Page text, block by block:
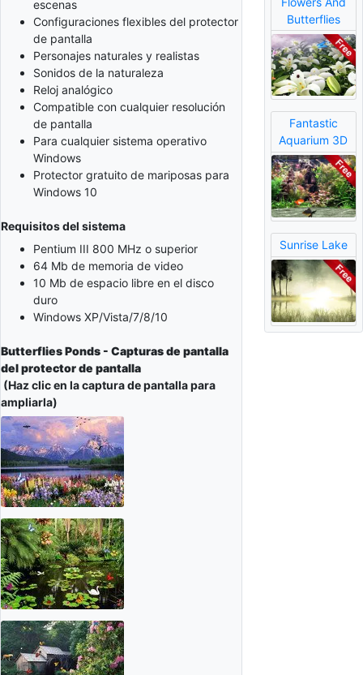
escenas
Configuraciones flexibles del protector
de pantalla
Personajes naturales y realistas
Sonidos de la naturaleza
Reloj analógico
Compatible con cualquier resolución
de pantalla
Para cualquier sistema operativo
Windows
Protector gratuito de mariposas para
Windows 10
Requisitos del sistema
Pentium III 800 MHz o superior
64 Mb de memoria de video
10 Mb de espacio libre en el disco
duro
Windows XP/Vista/7/8/10
Butterflies Ponds - Capturas de pantalla
del protector de pantalla
(Haz clic en la captura de pantalla para
ampliarla)
Butterflies
Fantastic
Aquarium 3D
Sunrise Lake